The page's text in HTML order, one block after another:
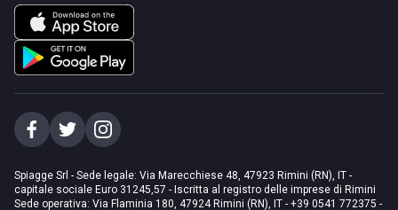
Spiagge Srl - Sede legale: Via Marecchiese 48, 47923 Rimini (RN), IT -
capitale sociale Euro 31245,57 - Iscritta al registro delle imprese di Rimini
Sede operativa: Via Flaminia 180, 47924 Rimini (RN), IT - +39 0541 772375 -